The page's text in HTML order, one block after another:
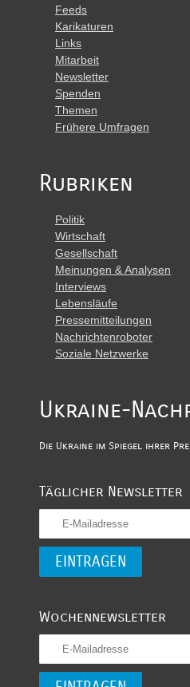
Feeds
Karikaturen
Links
Mitarbeit
Newsletter
Spenden
Themen
Frühere Umfragen
Rubriken
Politik
Wirtschaft
Gesellschaft
Meinungen & Analysen
Interviews
Lebensläufe
Pressemitteilungen
Nachrichtenroboter
Soziale Netzwerke
Ukraine-
Die Ukraine im Spiegel ihrer
Täglicher Newsletter
Wochennewsletter